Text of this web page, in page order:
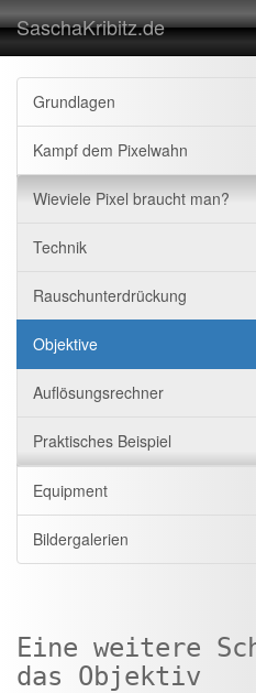
SaschaKribitz.de
Grundlagen
Kampf dem Pixelwahn
Wieviele Pixel braucht man?
Technik
Rauschunterdrückung
Objektive
Auflösungsrechner
Praktisches Beispiel
Equipment
Bildergalerien
Eine weitere
das Objektiv